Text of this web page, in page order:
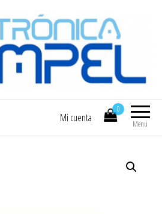
Electrónica COMPEL
Menú
0
Mi cuenta